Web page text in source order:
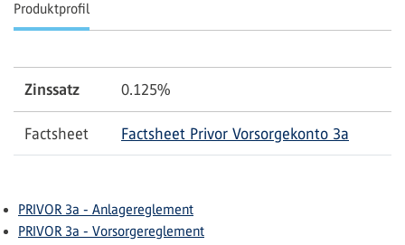
Produktprofil
Zinssatz 0.125%
Factsheet Factsheet Privor Vorsorgekonto 3a
PRIVOR 3a - Anlagereglement
PRIVOR 3a - Vorsorgereglement